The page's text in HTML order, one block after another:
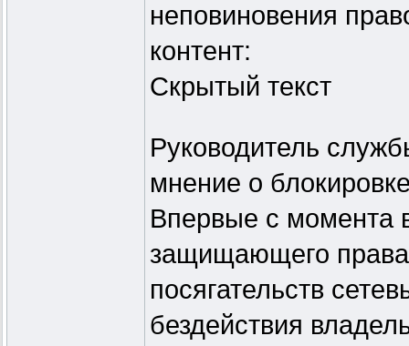
неповиновения
контент:
Скрытый текст
Руководитель
мнение о
Впервые с момента
защищающего
посягательств
бездействия